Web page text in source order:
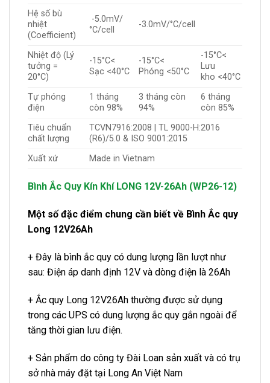
Hệ số bù
nhiệt
(Coefficient)
-5.0mV/
°C/cell
-3.0mV/°C/cell
Nhiệt độ (Lý
tưởng =
20°C)
-15°C<
Sạc <40°C
-15°C<
Phóng <50°C
-15°C<
Lưu
kho <40°C
Tự phóng
điện
1 tháng
còn 98%
3 tháng còn
94%
6 tháng
còn 85%
Tiêu chuẩn
chất lượng
TCVN7916:2008 | TL 9000-H:2016
(R6)/5.0 & ISO 9001:2015
Xuất xứ
Made in Vietnam
Bình Ắc Quy Kín Khí LONG 12V-26Ah (WP26-12)
Một số đặc điểm chung cần biết về Bình Ắc quy
Long 12V26Ah
+ Đây là bình ắc quy có dung lượng lần lượt như
sau: Điện áp danh định 12V và dòng điện là 26Ah
+ Ắc quy Long 12V26Ah thường được sử dụng
trong các UPS có dung lượng ắc quy gắn ngoài để
tăng thời gian lưu điện.
+ Sản phẩm do công ty Đài Loan sản xuất và có trụ
sở nhà máy đặt tại Long An Việt Nam